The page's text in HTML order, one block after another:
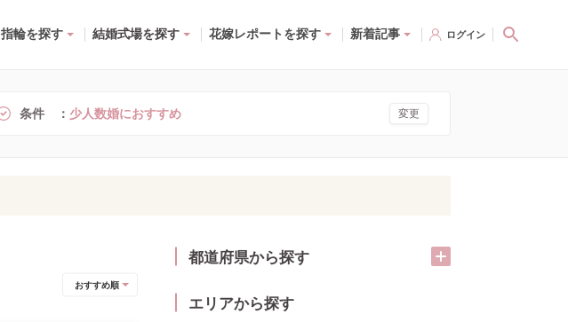
指輪を探す 結婚式場を探す 花嫁レポートを探す 新着記事 ログイン
条件 少人数婚におすすめ 変更
都道府県から探す
エリアから探す
おすすめ順